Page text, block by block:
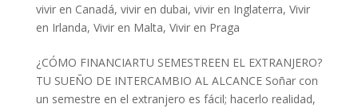
vivir en Canadá, vivir en dubai, vivir en Inglaterra, Vivir
en Irlanda, Vivir en Malta, Vivir en Praga
¿CÓMO FINANCIARTU SEMESTREEN EL EXTRANJERO?
TU SUEÑO DE INTERCAMBIO AL ALCANCE Soñar con
un semestre en el extranjero es fácil; hacerlo realidad,